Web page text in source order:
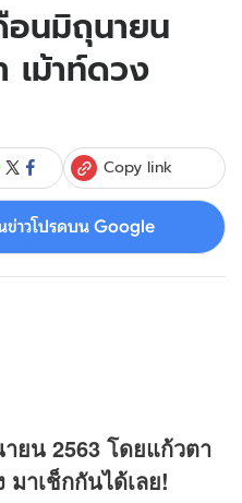
อนมิถุนายน
เม้าท์ดวง
Copy link
ข่าวโปรดบน Google
ยน 2563 โดยแก้วตา
าเช็กกันได้เลย!